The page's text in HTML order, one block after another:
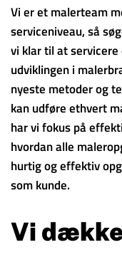
Vi er et malerteam
serviceniveau, så
vi klar til at
udviklingen i
nyeste metoder og
kan udføre ethvert
har vi fokus på
hvordan alle
hurtig og effektiv
som kunde.
Vi